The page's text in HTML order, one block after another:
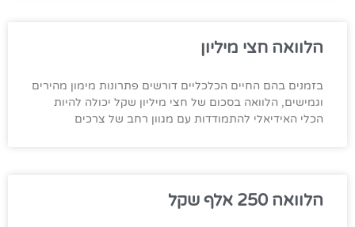
הלוואה חצי מיליון
בזמנים בהם החיים הכלכליים דורשים פתרונות מימון מהירים
וגמישים, הלוואה בסכום של חצי מיליון שקל יכולה להיות
הכלי האידיאלי להתמודדות עם מגוון רחב של צרכים
הלוואה 250 אלף שקל